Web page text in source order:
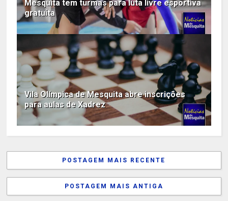
Mesquita tem turmas para luta livre esportiva
gratuita
Vila Olímpica de Mesquita abre inscrições
para aulas de Xadrez
POSTAGEM MAIS RECENTE
POSTAGEM MAIS ANTIGA